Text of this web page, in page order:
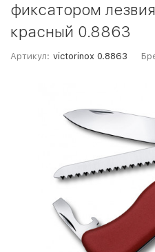
фиксатором
красный 0.8863
Артикул: victorinox 0.8863